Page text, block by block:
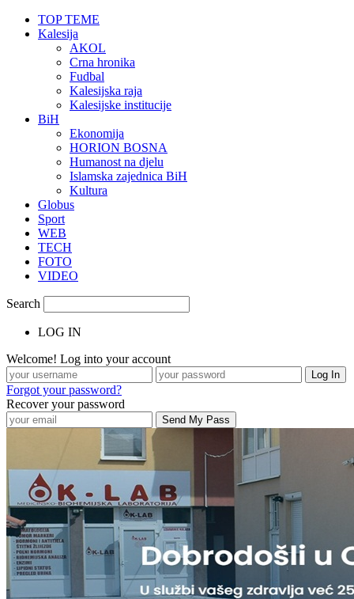
TOP TEME
Kalesija
AKOL
Crna hronika
Fudbal
Kalesijska raja
Kalesijske institucije
BiH
Ekonomija
HORION BOSNA
Humanost na djelu
Islamska zajednica BiH
Kultura
Globus
Sport
WEB
TECH
FOTO
VIDEO
Search
LOG IN
Welcome! Log into your account
Forgot your password?
Recover your password